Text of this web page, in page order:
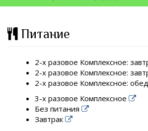
Питание
2-х разовое Комплексное:
2-х разовое Комплексное:
2-х разовое Комплексное:
3-х разовое Комплексное
Без питания
Завтрак